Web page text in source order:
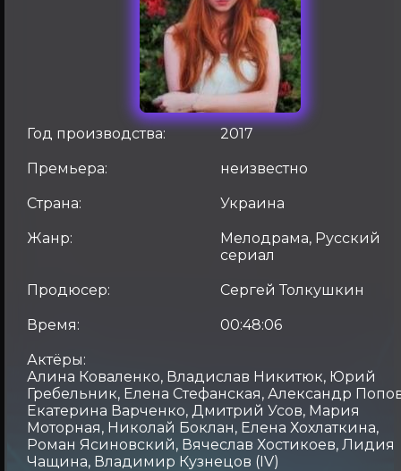
Год производства: 2017
Премьера: неизвестно
Страна: Украина
Жанр:
Мелодрама, Русский
сериал
Продюсер: Сергей Толкушкин
Время: 00:48:06
Актёры:
Алина Коваленко, Владислав Никитюк, Юрий
Гребельник, Елена Стефанская, Александр
Екатерина Варченко, Дмитрий Усов, Мария
Моторная, Николай Боклан, Елена Хохлаткина,
Роман Ясиновский, Вячеслав Хостикоев, Лидия
Чащина, Владимир Кузнецов (IV)